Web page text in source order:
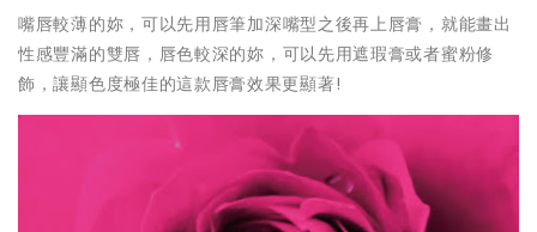
嘴唇較薄的妳，可以先用唇筆加深嘴型之後再上唇膏，就能畫出
性感豐滿的雙唇， 唇色較深的妳，可以先用遮瑕膏或者蜜粉修
飾，讓顯色度極佳的這款唇膏效果更顯著!